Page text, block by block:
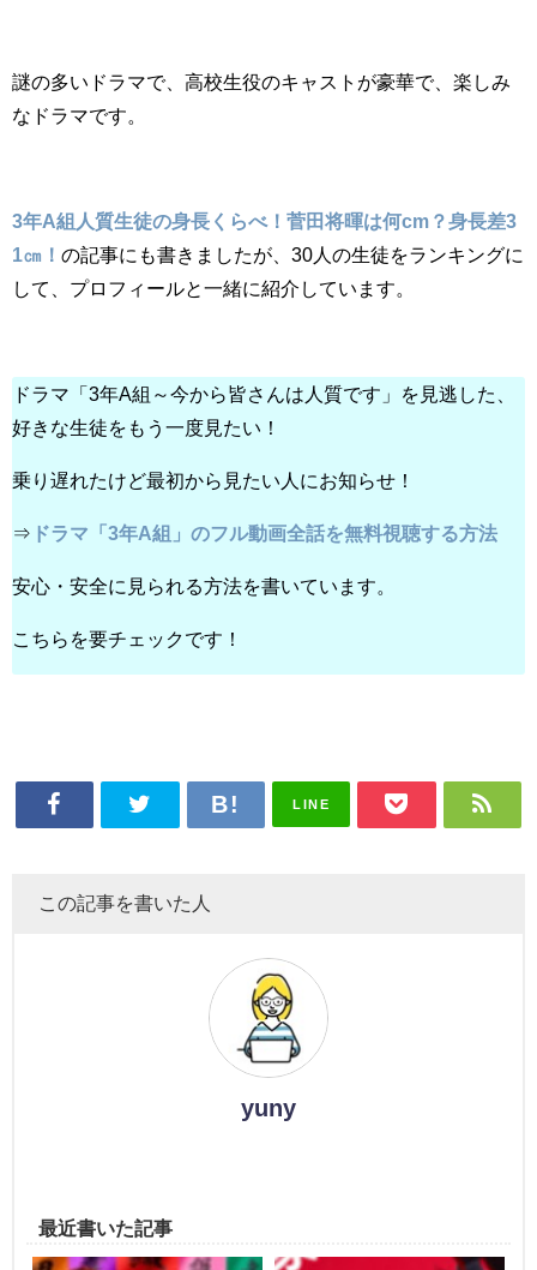
謎の多いドラマで、高校生役のキャストが豪華で、楽しみ
なドラマです。
3年A組人質生徒の身長くらべ！菅田将暉は何cm？身長差3
1㎝！ の記事にも書きましたが、30人の生徒をランキングに
して、プロフィールと一緒に紹介しています。
ドラマ「3年A組～今から皆さんは人質です」を見逃した、
好きな生徒をもう一度見たい！
乗り遅れたけど最初から見たい人にお知らせ！
⇒ ドラマ「3年A組」のフル動画全話を無料視聴する方法
安心・安全に見られる方法を書いています。
こちらを要チェックです！
LINE
この記事を書いた人
yuny
最近書いた記事